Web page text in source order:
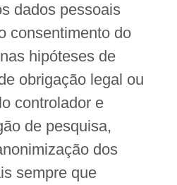
dados pessoais
consentimento do
hipóteses de
obrigação legal ou
controlador e
de pesquisa,
dos
sempre que